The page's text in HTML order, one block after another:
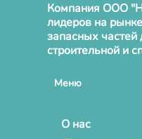
Компания ООО
лидеров на
запасных
строительной и
Меню
О нас